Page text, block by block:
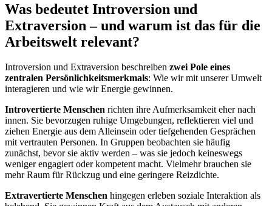
Was bedeutet Introversion und
Extraversion – und warum ist das für die
Arbeitswelt relevant?
Introversion und Extraversion beschreiben zwei Pole eines
zentralen Persönlichkeitsmerkmals: Wie wir mit unserer Umwelt
interagieren und wie wir Energie gewinnen.
Introvertierte Menschen richten ihre Aufmerksamkeit eher nach
innen. Sie bevorzugen ruhige Umgebungen, reflektieren viel und
ziehen Energie aus dem Alleinsein oder tiefgehenden Gesprächen
mit vertrauten Personen. In Gruppen beobachten sie häufig
zunächst, bevor sie aktiv werden – was sie jedoch keineswegs
weniger engagiert oder kompetent macht. Vielmehr brauchen sie
mehr Raum für Rückzug und eine geringere Reizdichte.
Extravertierte Menschen hingegen erleben soziale Interaktion als